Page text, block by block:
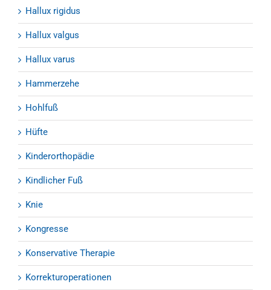
Hallux rigidus
Hallux valgus
Hallux varus
Hammerzehe
Hohlfuß
Hüfte
Kinderorthopädie
Kindlicher Fuß
Knie
Kongresse
Konservative Therapie
Korrekturoperationen